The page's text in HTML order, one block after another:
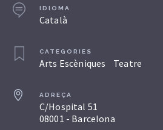
IDIOMA
Català
CATEGORIES
Arts Escèniques Teatre
ADREÇA
C/Hospital 51
08001 - Barcelona